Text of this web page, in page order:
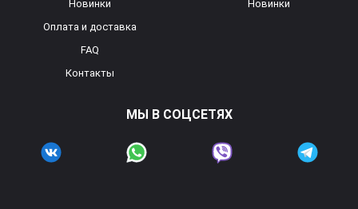
Новинки
Оплата и доставка
FAQ
Контакты
Новинки
МЫ В СОЦСЕТЯХ